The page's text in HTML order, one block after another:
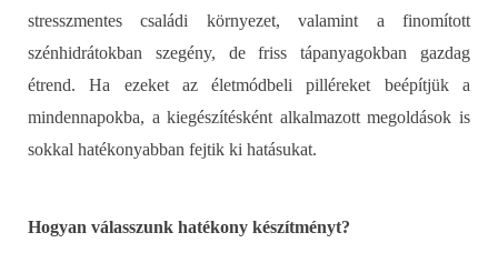
stresszmentes családi környezet, valamint a finomított
szénhidrátokban szegény, de friss tápanyagokban gazdag
étrend. Ha ezeket az életmódbeli pilléreket beépítjük a
mindennapokba, a kiegészítésként alkalmazott megoldások is
sokkal hatékonyabban fejtik ki hatásukat.
Hogyan válasszunk hatékony készítményt?